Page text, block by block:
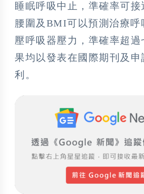
睡眠呼吸中止，準確率可接
腰圍及BMI可以預測治療呼
壓呼吸器壓力，準確率超過
果均以發表在國際期刊及申
利。